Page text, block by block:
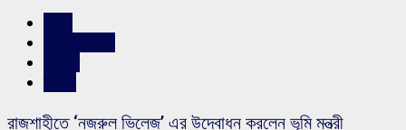
রাজশাহীতে ‘নজরুল ভিলেজ’ এর উদ্বোধন করলেন ভূমি মন্ত্রী